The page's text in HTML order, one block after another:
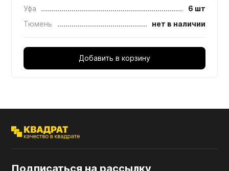
Уфа
6 шт
Тюмень
нет в наличии
Добавить в корзину
Подписаться на рассылку